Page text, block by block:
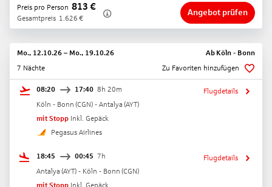
Preis pro Person 813 €
Gesamtpreis 1.626 €
Angebot prüfen
Mo., 12.10.26 – Mo., 19.10.26 Ab Köln - Bonn
7 Nächte
Zu Favoriten hinzufügen
08:20 17:40 8h 20m
Köln - Bonn (CGN) - Antalya (AYT)
mit Stopp Inkl. Gepäck
Pegasus Airlines
Flugdetails
18:45 00:45 7h
Antalya (AYT) - Köln - Bonn (CGN)
mit Stopp Inkl. Gepäck
Flugdetails